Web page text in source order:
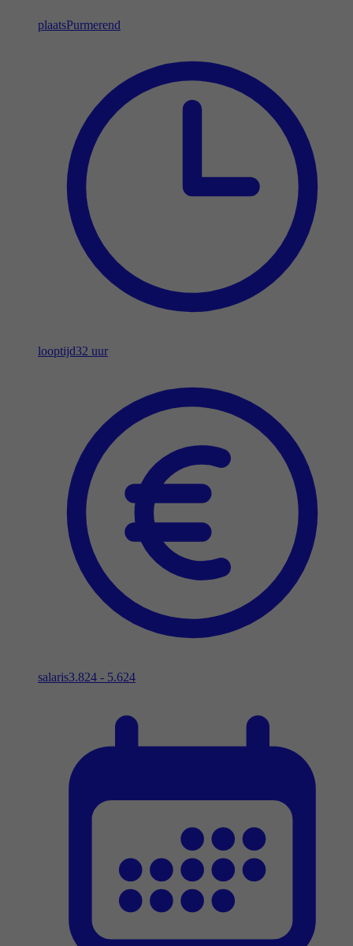
plaatsPurmerend
looptijd32 uur
salaris3.824 - 5.624